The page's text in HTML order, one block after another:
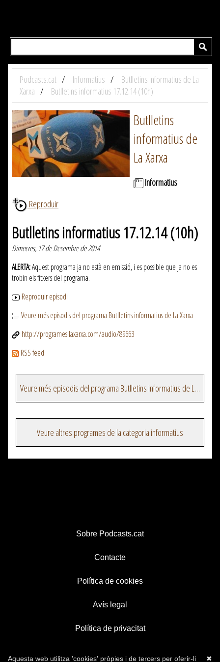
Podcasts.cat Informatius
Butlletins informatius de La
Xarxa
Butlletins informatius 17.12.14 (10h)
Butlletins
informatius de
La Xarxa
Informatius
Reproduir
Butlletins informatius 17.12.14 (10h)
Dimecres, 17 de Desembre de 2014
ALERTA:Aquest programa ja no està en emissió, i es possible que ja no es
trobin els fitxers del programa.
Reproduir episodi
Veure més episodis del programa Butlletins informatius de La Xarxa
http://programes.laxarxa.com/audio/89663
RSS feed
Veure més episodis del programa Butlletins informatius de La Xarxa
Veure altres programes de la categoria informatius
Sobre Podcasts.cat
Contacte
Política de cookies
Avís legal
Política de privacitat
✖
Aquesta web utilitza 'cookies' pròpies i de tercers per oferir-li